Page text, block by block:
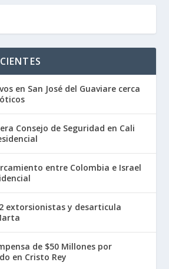
en San José del Guaviare cerca
Consejo de Seguridad en Cali
entre Colombia e Israel
extorsionistas y desarticula
de $50 Millones por
en Cristo Rey